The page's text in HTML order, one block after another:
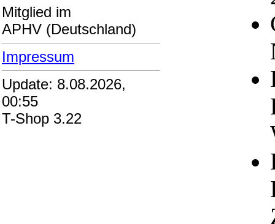
Mitglied im
APHV (Deutschland)
Impressum
Update: 8.08.2026,
00:55
T-Shop 3.22